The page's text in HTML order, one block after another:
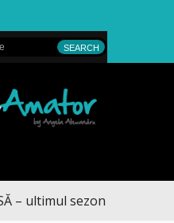
– ultimul sezon te aduce la